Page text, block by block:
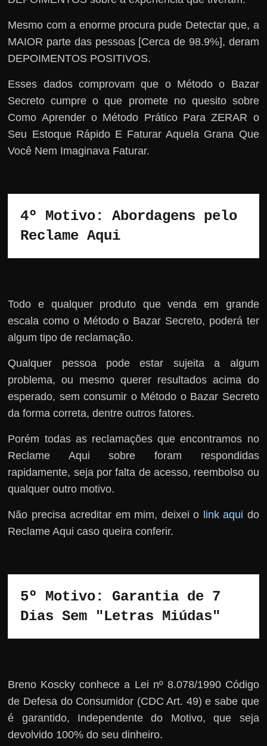
Mesmo com a enorme procura pude Detectar que, a
MAIOR parte das pessoas [Cerca de 98.9%], deram
DEPOIMENTOS POSITIVOS.
Esses dados comprovam que o Método o Bazar
Secreto cumpre o que promete no quesito sobre
Como Aprender o Método Prático Para ZERAR o
Seu Estoque Rápido E Faturar Aquela Grana Que
Você Nem Imaginava Faturar.
4º Motivo: Abordagens pelo
Reclame Aqui
Todo e qualquer produto que venda em grande
escala como o Método o Bazar Secreto, poderá ter
algum tipo de reclamação.
Qualquer pessoa pode estar sujeita a algum
problema, ou mesmo querer resultados acima do
esperado, sem consumir o Método o Bazar Secreto
da forma correta, dentre outros fatores.
Porém todas as reclamações que encontramos no
Reclame Aqui sobre foram respondidas
rapidamente, seja por falta de acesso, reembolso ou
qualquer outro motivo.
Não precisa acreditar em mim, deixei o link aqui do
Reclame Aqui caso queira conferir.
5º Motivo: Garantia de 7
Dias Sem "Letras Miúdas"
Breno Koscky conhece a Lei nº 8.078/1990 Código
de Defesa do Consumidor (CDC Art. 49) e sabe que
é garantido, Independente do Motivo, que seja
devolvido 100% do seu dinheiro.